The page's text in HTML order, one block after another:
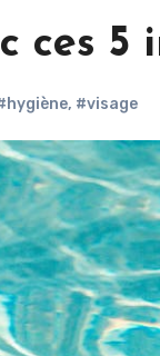
ces 5
, #visage